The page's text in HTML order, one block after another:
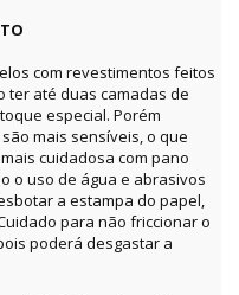
com revestimentos feitos
ter até duas camadas de
especial. Porém
mais sensíveis, o que
cuidadosa com pano
o uso de água e abrasivos
a estampa do papel,
para não friccionar o
poderá desgastar a